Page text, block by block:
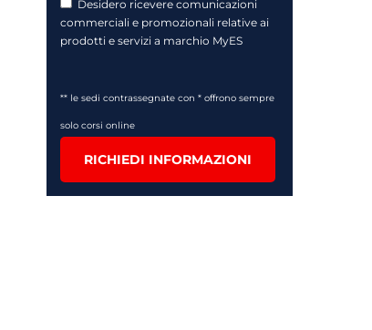
Desidero ricevere comunicazioni
commerciali e promozionali relative ai
prodotti e servizi a marchio MyES
** le sedi contrassegnate con * offrono sempre
solo corsi online
RICHIEDI INFORMAZIONI